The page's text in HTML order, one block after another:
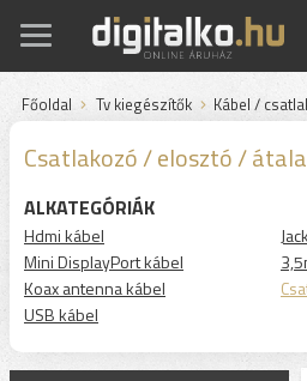
Főoldal Tv kiegészítők Kábel /
Csatlakozó / elosztó /
ALKATEGÓRIÁK
Hdmi kábel
Mini DisplayPort kábel
Koax antenna kábel
USB kábel